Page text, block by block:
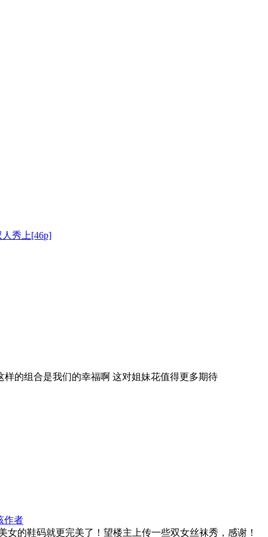
人秀上[46p]
的组合是我们的幸福啊 这对姐妹花值得更多期待
作者
女的鞋码就更完美了！望楼主上传一些双女丝袜秀，感谢！